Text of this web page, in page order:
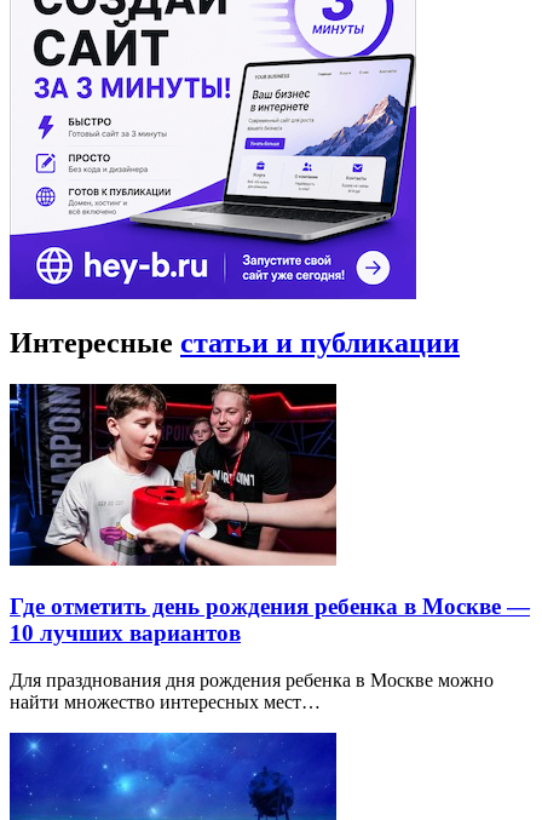
Интересные статьи и публикации
Где отметить день рождения ребенка в Москве —
10 лучших вариантов
Для празднования дня рождения ребенка в Москве можно
найти множество интересных мест…